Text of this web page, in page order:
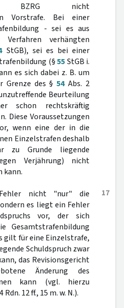
BZRG nicht
Vorstrafe. Bei einer
- sei es aus
verhängten
StGB), sei es bei einer
(§55StGB i.
es sich dabei z. B. um
Grenze des §54Abs. 2
Beurteilung
schon rechtskräftig
Diese Voraussetzungen
wenn eine der in die
Einzelstrafen deshalb
Grunde liegende
Verjährung) nicht
kann.
17
nicht "nur" die
es liegt ein Fehler
vor, der sich
Gesamtstrafenbildung
gilt für eine Einzelstrafe,
Schuldspruch zwar
das Revisionsgericht
Änderung des
kann (vgl. hierzu
12 ff., 15 m. w. N.).